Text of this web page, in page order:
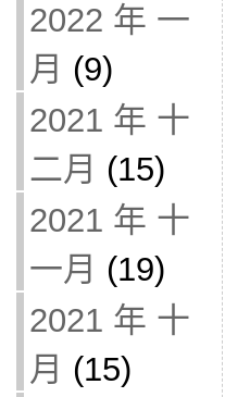
2022 年 一
月 (9)
2021 年 十
二月 (15)
2021 年 十
一月 (19)
2021 年 十
月 (15)